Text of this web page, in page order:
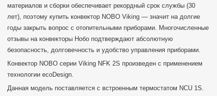
материалов и сборки обеспечивает рекордный срок службы (30
лет), поэтому купить конвектор NOBO Viking — значит на долгие
годы закрыть вопрос с отопительными приборами. Многочисленные
отзывы на конвекторы Нобо подтверждают абсолютную
безопасность, долговечность и удобство управления приборами.
Конвектор NOBO серии Viking NFK 2S произведен с применением
технологии ecoDesign.
Данная модель поставляется с встроенным термостатом NCU 1S.